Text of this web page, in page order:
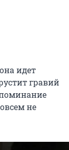
идет
гравий
не